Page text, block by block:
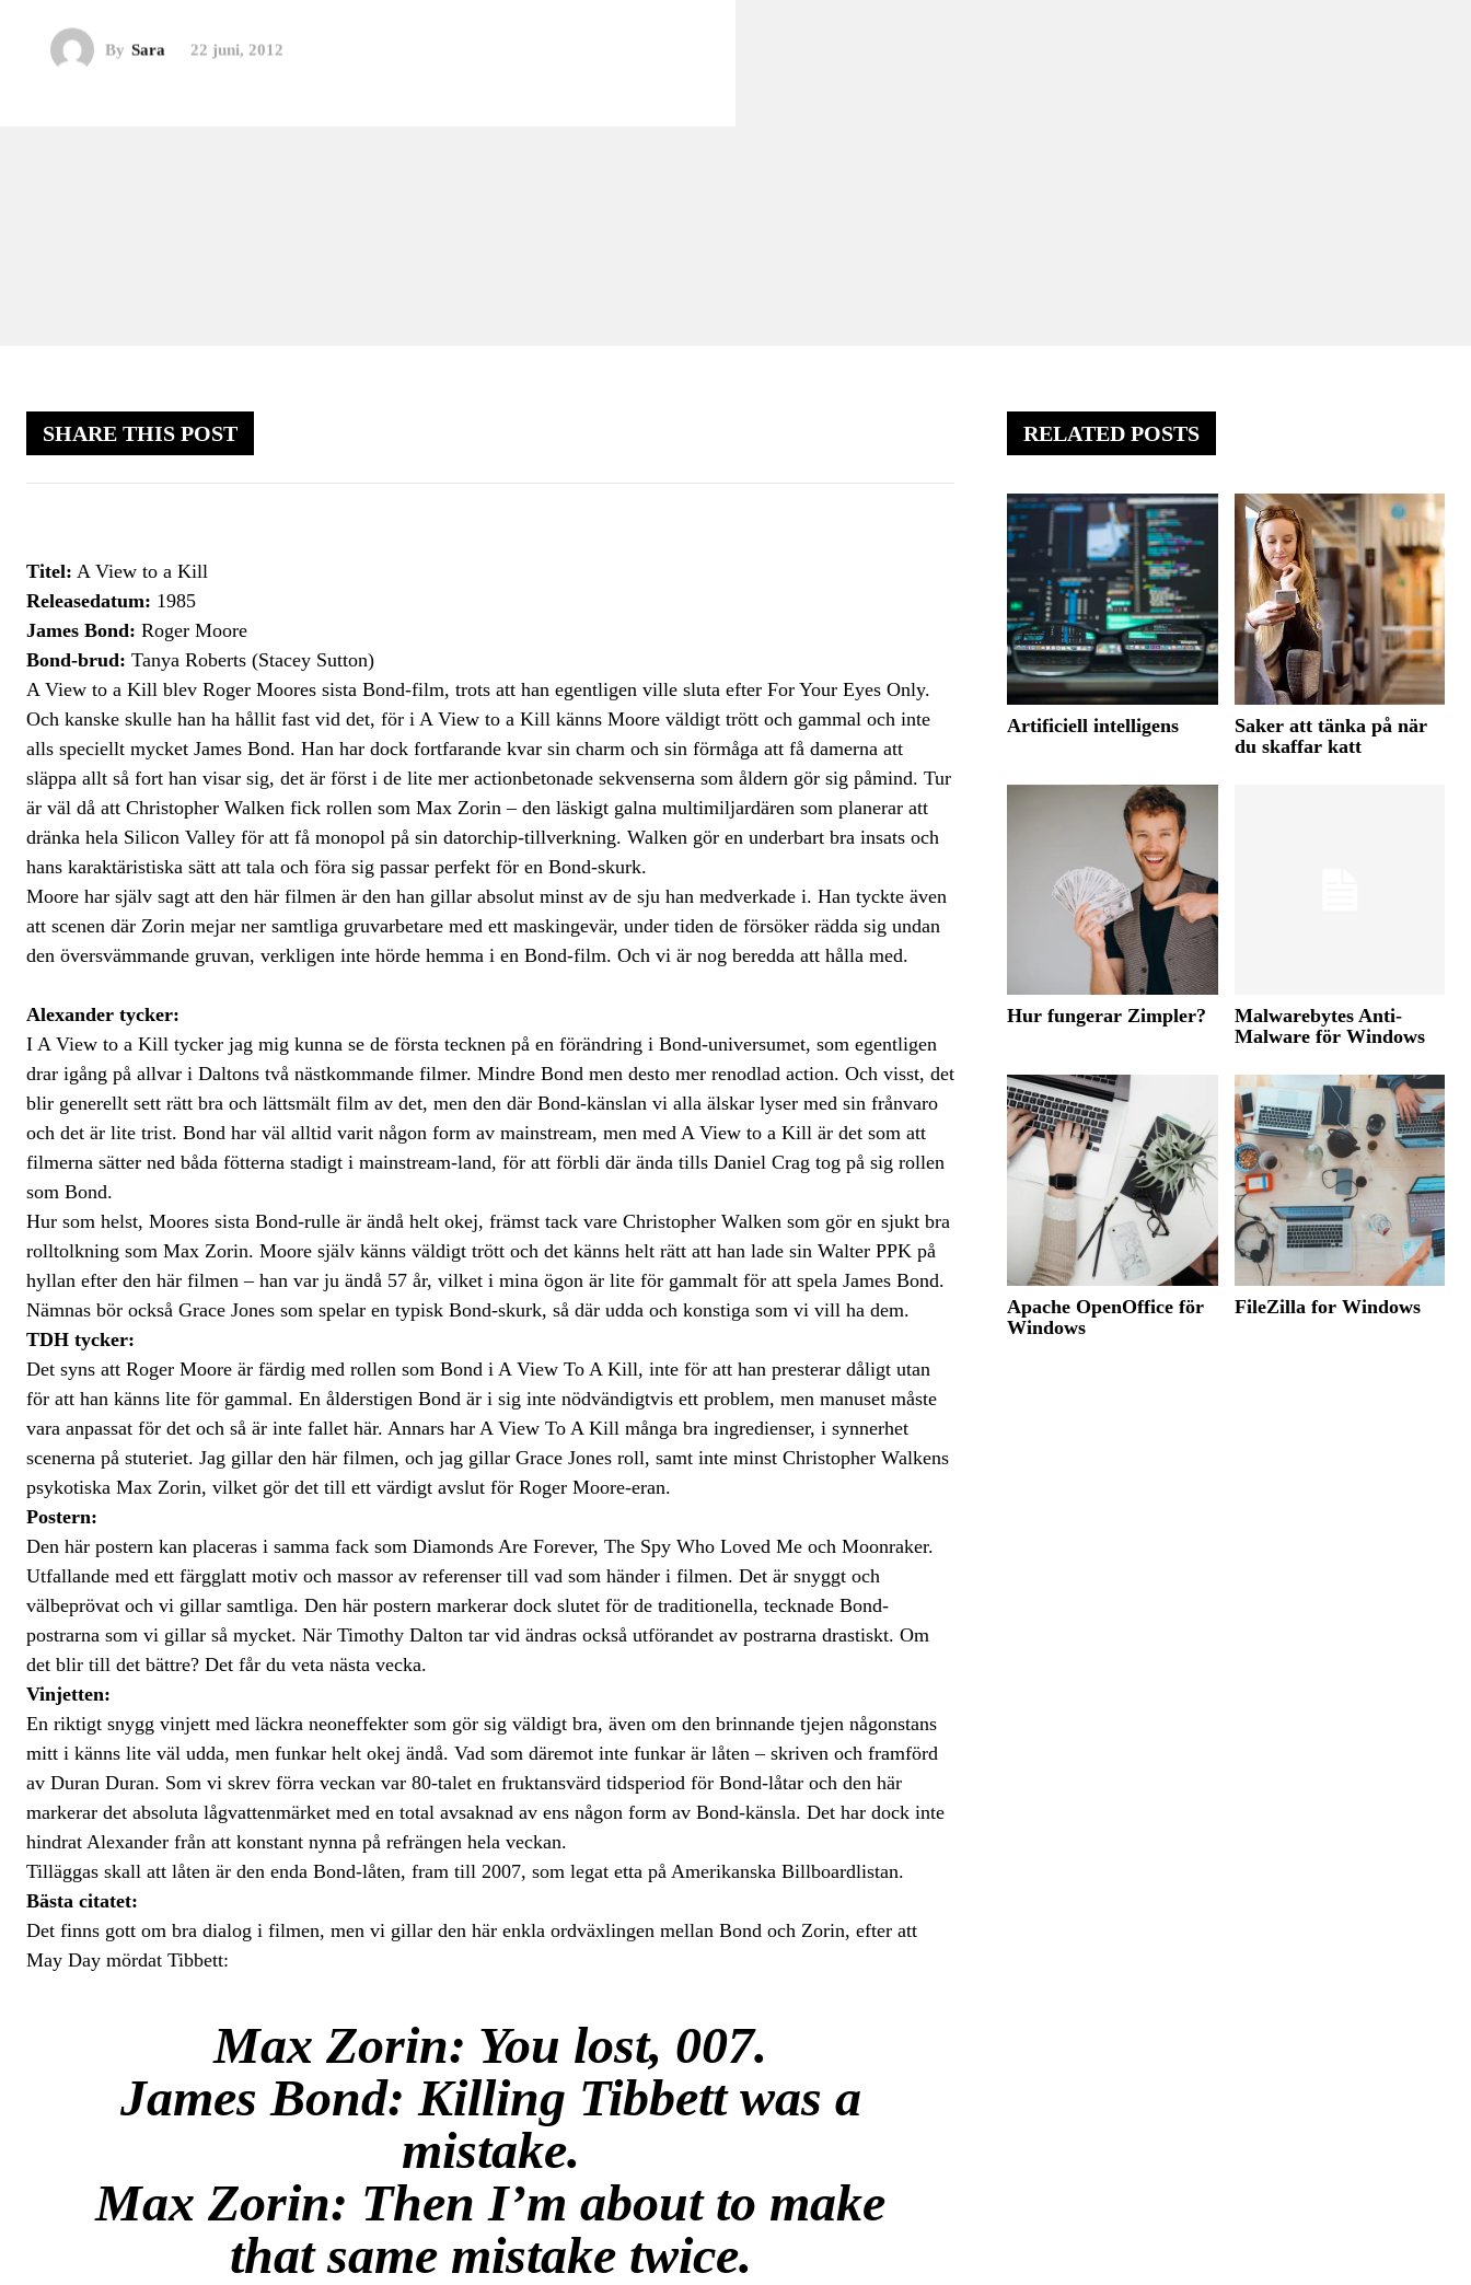
By Sara 22 juni, 2012
SHARE THIS POST
Titel: A View to a Kill
Releasedatum: 1985
James Bond: Roger Moore
Bond-brud: Tanya Roberts (Stacey Sutton)
A View to a Kill blev Roger Moores sista Bond-film, trots att han egentligen ville sluta efter For Your Eyes Only.
Och kanske skulle han ha hållit fast vid det, för i A View to a Kill känns Moore väldigt trött och gammal och inte
alls speciellt mycket James Bond. Han har dock fortfarande kvar sin charm och sin förmåga att få damerna att
släppa allt så fort han visar sig, det är först i de lite mer actionbetonade sekvenserna som åldern gör sig påmind. Tur
är väl då att Christopher Walken fick rollen som Max Zorin – den läskigt galna multimiljardären som planerar att
dränka hela Silicon Valley för att få monopol på sin datorchip-tillverkning. Walken gör en underbart bra insats och
hans karaktäristiska sätt att tala och föra sig passar perfekt för en Bond-skurk.
Moore har själv sagt att den här filmen är den han gillar absolut minst av de sju han medverkade i. Han tyckte även
att scenen där Zorin mejar ner samtliga gruvarbetare med ett maskingevär, under tiden de försöker rädda sig undan
den översvämmande gruvan, verkligen inte hörde hemma i en Bond-film. Och vi är nog beredda att hålla med.
Alexander tycker:
I A View to a Kill tycker jag mig kunna se de första tecknen på en förändring i Bond-universumet, som egentligen
drar igång på allvar i Daltons två nästkommande filmer. Mindre Bond men desto mer renodlad action. Och visst, det
blir generellt sett rätt bra och lättsmält film av det, men den där Bond-känslan vi alla älskar lyser med sin frånvaro
och det är lite trist. Bond har väl alltid varit någon form av mainstream, men med A View to a Kill är det som att
filmerna sätter ned båda fötterna stadigt i mainstream-land, för att förbli där ända tills Daniel Crag tog på sig rollen
som Bond.
Hur som helst, Moores sista Bond-rulle är ändå helt okej, främst tack vare Christopher Walken som gör en sjukt bra
rolltolkning som Max Zorin. Moore själv känns väldigt trött och det känns helt rätt att han lade sin Walter PPK på
hyllan efter den här filmen – han var ju ändå 57 år, vilket i mina ögon är lite för gammalt för att spela James Bond.
Nämnas bör också Grace Jones som spelar en typisk Bond-skurk, så där udda och konstiga som vi vill ha dem.
TDH tycker:
Det syns att Roger Moore är färdig med rollen som Bond i A View To A Kill, inte för att han presterar dåligt utan
för att han känns lite för gammal. En ålderstigen Bond är i sig inte nödvändigtvis ett problem, men manuset måste
vara anpassat för det och så är inte fallet här. Annars har A View To A Kill många bra ingredienser, i synnerhet
scenerna på stuteriet. Jag gillar den här filmen, och jag gillar Grace Jones roll, samt inte minst Christopher Walkens
psykotiska Max Zorin, vilket gör det till ett värdigt avslut för Roger Moore-eran.
Postern:
Den här postern kan placeras i samma fack som Diamonds Are Forever, The Spy Who Loved Me och Moonraker.
Utfallande med ett färgglatt motiv och massor av referenser till vad som händer i filmen. Det är snyggt och
välbeprövat och vi gillar samtliga. Den här postern markerar dock slutet för de traditionella, tecknade Bond-
postrarna som vi gillar så mycket. När Timothy Dalton tar vid ändras också utförandet av postrarna drastiskt. Om
det blir till det bättre? Det får du veta nästa vecka.
Vinjetten:
En riktigt snygg vinjett med läckra neoneffekter som gör sig väldigt bra, även om den brinnande tjejen någonstans
mitt i känns lite väl udda, men funkar helt okej ändå. Vad som däremot inte funkar är låten – skriven och framförd
av Duran Duran. Som vi skrev förra veckan var 80-talet en fruktansvärd tidsperiod för Bond-låtar och den här
markerar det absoluta lågvattenmärket med en total avsaknad av ens någon form av Bond-känsla. Det har dock inte
hindrat Alexander från att konstant nynna på refrängen hela veckan.
Tilläggas skall att låten är den enda Bond-låten, fram till 2007, som legat etta på Amerikanska Billboardlistan.
Bästa citatet:
Det finns gott om bra dialog i filmen, men vi gillar den här enkla ordväxlingen mellan Bond och Zorin, efter att
May Day mördat Tibbett:
Max Zorin: You lost, 007.
James Bond: Killing Tibbett was a
mistake.
Max Zorin: Then I’m about to make
that same mistake twice.
RELATED POSTS
Artificiell intelligens
Saker att tänka på när
du skaffar katt
Hur fungerar Zimpler?
Malwarebytes Anti-
Malware för Windows
Apache OpenOffice för
Windows
FileZilla for Windows